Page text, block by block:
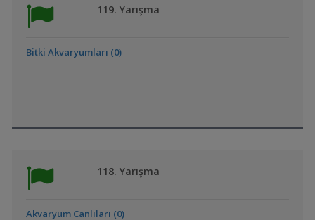
119. Yarışma
Bitki Akvaryumları (0)
118. Yarışma
Akvaryum Canlıları (0)